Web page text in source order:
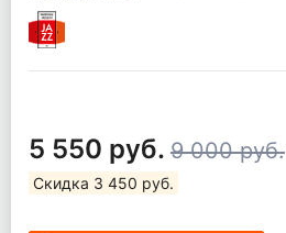
5 550 руб. 9 000 руб.
Скидка 3 450 руб.